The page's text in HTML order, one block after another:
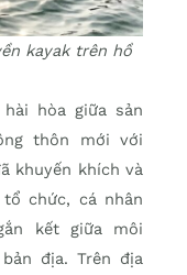
kayak trên hồ
hòa giữa sản
thôn mới với
khuyến khích và
chức, cá nhân
kết giữa môi
địa. Trên địa